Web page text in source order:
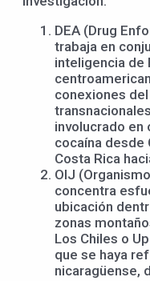
DEA (Drug
trabaja en
inteligencia de
conexiones
involucrado en
cocaína desde
Costa Rica
OIJ
concentra
ubicación
zonas
Los Chiles o
que se haya
nicaragüense,